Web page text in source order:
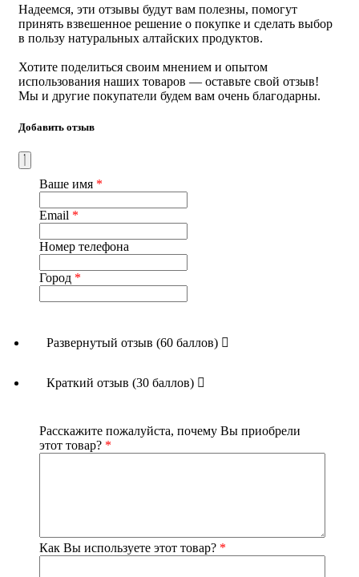
Надеемся, эти отзывы будут вам полезны, помогут
принять взвешенное решение о покупке и сделать выбор
в пользу натуральных алтайских продуктов.
Хотите поделиться своим мнением и опытом
использования наших товаров — оставьте свой отзыв!
Мы и другие покупатели будем вам очень благодарны.
Добавить отзыв
Ваше имя *
Email *
Номер телефона
Город *
Развернутый отзыв (60 баллов)
Краткий отзыв (30 баллов)
Расскажите пожалуйста, почему Вы приобрели
этот товар? *
Как Вы используете этот товар? *